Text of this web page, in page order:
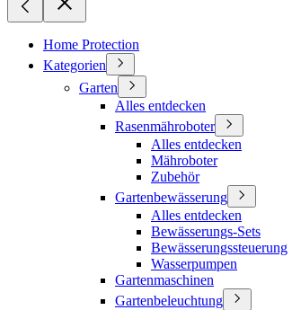
Home Protection
Kategorien
Garten
Alles entdecken
Rasenmähroboter
Alles entdecken
Mähroboter
Zubehör
Gartenbewässerung
Alles entdecken
Bewässerungs-Sets
Bewässerungssteuerung
Wasserpumpen
Gartenmaschinen
Gartenbeleuchtung